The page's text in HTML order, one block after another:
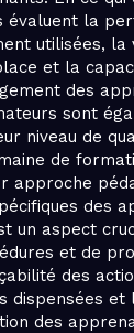
évaluent la
utilisées, la
et la
des
sont
niveau de
de
approche
des
un aspect
et de
des
dispensées et
des